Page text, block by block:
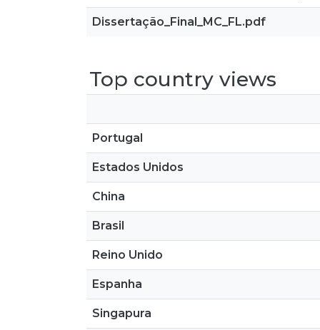
Dissertação_Final_MC_FL.pdf
Top country views
Portugal
Estados Unidos
China
Brasil
Reino Unido
Espanha
Singapura